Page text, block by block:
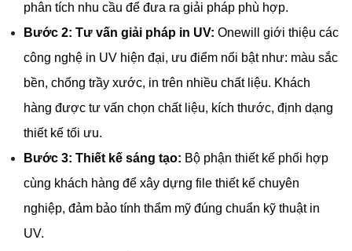
phân tích nhu cầu để đưa ra giải pháp phù hợp.
Bước 2: Tư vấn giải pháp in UV: Onewill giới thiệu các
công nghệ in UV hiện đại, ưu điểm nổi bật như: màu sắc
bền, chống trầy xước, in trên nhiều chất liệu. Khách
hàng được tư vấn chọn chất liệu, kích thước, định dạng
thiết kế tối ưu.
Bước 3: Thiết kế sáng tạo: Bộ phận thiết kế phối hợp
cùng khách hàng để xây dựng file thiết kế chuyên
nghiệp, đảm bảo tính thẩm mỹ đúng chuẩn kỹ thuật in
UV.